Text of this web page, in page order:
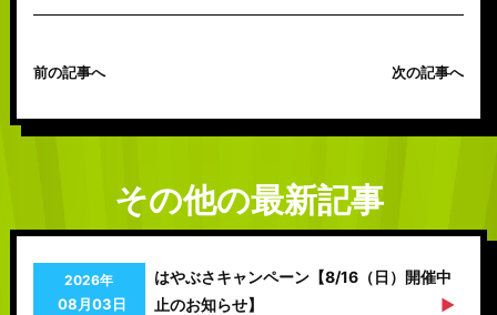
前の記事へ 次の記事へ
その他の最新記事
2026年
08月03日
はやぶさキャンペーン【8/16（日）開催中
止のお知らせ】